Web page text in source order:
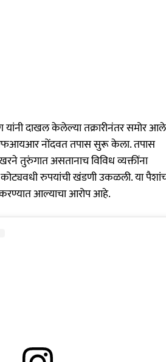
यांनी दाखल केलेल्या तक्रारीनंतर समोर
एफआयआर नोंदवत तपास सुरू केला. तपास
तुरुंगात असतानाच विविध व्यक्तींना
रुपयांची खंडणी उकळली. या
करण्यात आल्याचा आरोप आहे.